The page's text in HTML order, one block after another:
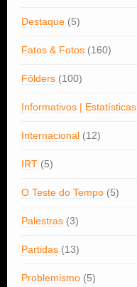
Destaque (5)
Fatos & Fotos (160)
Fôlders (100)
Informativos | Estatísticas
Internacional (12)
IRT (5)
O Teste do Tempo (5)
Palestras (3)
Partidas (13)
Problemismo (5)